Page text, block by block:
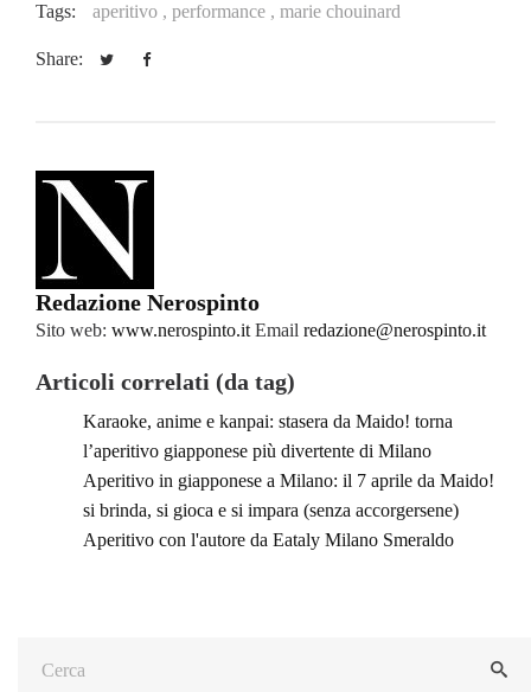
Tags: aperitivo , performance , marie chouinard
Share:
Redazione Nerospinto
Sito web: www.nerospinto.it Email redazione@nerospinto.it
Articoli correlati (da tag)
Karaoke, anime e kanpai: stasera da Maido! torna
l’aperitivo giapponese più divertente di Milano
Aperitivo in giapponese a Milano: il 7 aprile da Maido!
si brinda, si gioca e si impara (senza accorgersene)
Aperitivo con l'autore da Eataly Milano Smeraldo